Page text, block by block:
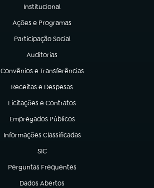
Institucional
(abre em nova aba)
Ações e Programas
(abre em nova aba)
Participação Social
(abre em nova aba)
Auditorias
(abre em nova aba)
Convênios e Transferências
(abre em nova aba)
Receitas e Despesas
(abre em nova aba)
Licitações e Contratos
(abre em nova aba)
Empregados Públicos
(abre em nova aba)
Informações Classificadas
(abre em nova aba)
SIC
(abre em nova aba)
Perguntas Frequentes
(abre em nova aba)
Dados Abertos